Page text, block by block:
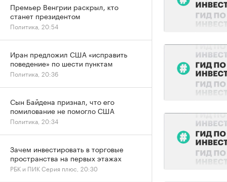
Премьер Венгрии раскрыл, кто
станет президентом
Политика, 20:54
Иран предложил США «исправить
поведение» по шести пунктам
Политика, 20:36
Сын Байдена признал, что его
помилование не помогло США
Политика, 20:34
Зачем инвестировать в торговые
пространства на первых этажах
РБК и ПИК Серия плюс, 20:30